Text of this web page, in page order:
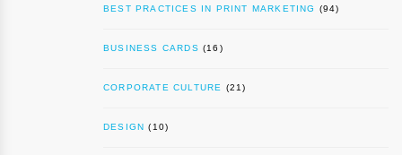
BEST PRACTICES IN PRINT MARKETING (94)
BUSINESS CARDS (16)
CORPORATE CULTURE (21)
DESIGN (10)